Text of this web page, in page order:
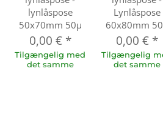
lynlåspose
50x70mm 50µ
0,00 € *
Tilgængelig med
det samme
Lynlåspose
60x80mm
0,00 € *
Tilgængelig
det samme